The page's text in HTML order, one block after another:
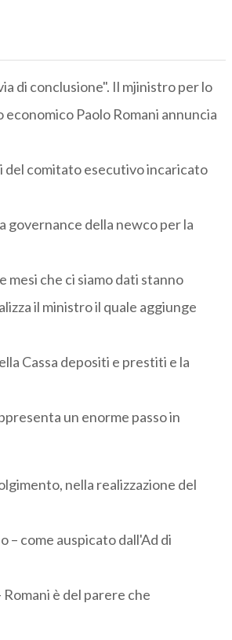
di conclusione". Il mjinistro per lo
economico Paolo Romani annuncia
del comitato esecutivo incaricato
governance della newco per la
mesi che ci siamo dati stanno
il ministro il quale aggiunge
Cassa depositi e prestiti e la
un enorme passo in
nella realizzazione del
– come auspicato dall'Ad di
è del parere che